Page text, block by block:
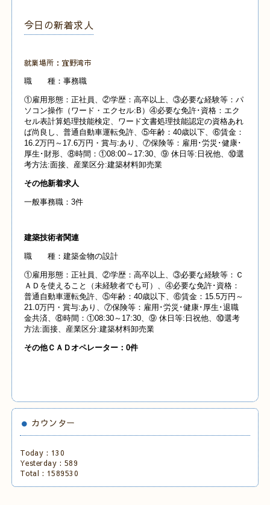
今日の新着求人
就業場所：宜野湾市
職 種：事務職
①雇用形態：正社員、②学歴：高卒以上、③必要な経験等：パ
ソコン操作（ワード・エクセル:B）④必要な免許･資格：エク
セル表計算処理技能検定、ワード文書処理技能認定の資格あれ
ば尚良し、普通自動車運転免許、⑤年齢：40歳以下、⑥賃金：
16.2万円～17.6万円・賞与:あり、⑦保険等：雇用･労災･健康･
厚生･財形、⑧時間：①08:00～17:30、⑨ 休日等:日祝他、⑩選
考方法:面接、産業区分:建築材料卸売業
その他新着求人
一般事務職：3件
建築技術者関連
職 種：建築金物の設計
①雇用形態：正社員、②学歴：高卒以上、③必要な経験等：Ｃ
ＡＤを使えること（未経験者でも可）、④必要な免許･資格：
普通自動車運転免許、⑤年齢：40歳以下、⑥賃金：15.5万円～
21.0万円・賞与:あり、⑦保険等：雇用･労災･健康･厚生･退職
金共済、⑧時間：①08:30～17:30、⑨ 休日等:日祝他、⑩選考
方法:面接、産業区分:建築材料卸売業
その他ＣＡＤオペレーター：0件
カウンター
Today : 130
Yesterday : 589
Total : 1589530